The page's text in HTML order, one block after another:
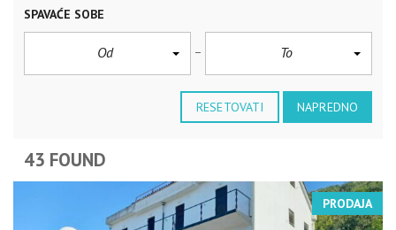
SPAVAĆE SOBE
Od To
RESETOVATI NAPREDNO
43 FOUND
PRODAJA